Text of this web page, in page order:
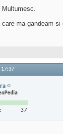
Multumesc.
ma gandeam
17:37
37